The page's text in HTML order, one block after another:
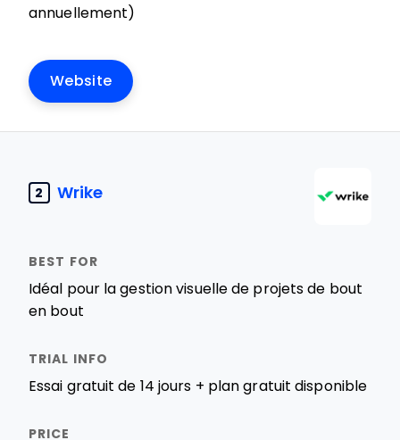
annuellement)
Website
2 Wrike
Idéal pour la gestion visuelle de projets de bout
en bout
Essai gratuit de 14 jours + plan gratuit disponible